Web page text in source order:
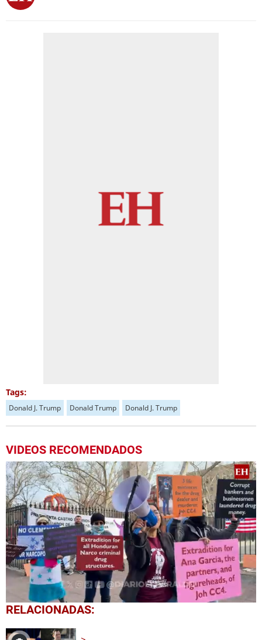
Tags:
Donald J. Trump Donald Trump Donald J. Trump
VIDEOS RECOMENDADOS
0
seconds
23
RELACIONADAS: